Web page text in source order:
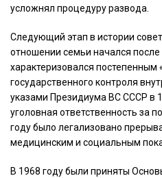
усложнял процедуру развода.
Следующий этап в истории
отношении семьи начался
характеризовался постепенным
государственного контроля
указами Президиума ВС СССР в
уголовная ответственность за
году было легализовано
медицинским и социальным
В 1968 году были приняты